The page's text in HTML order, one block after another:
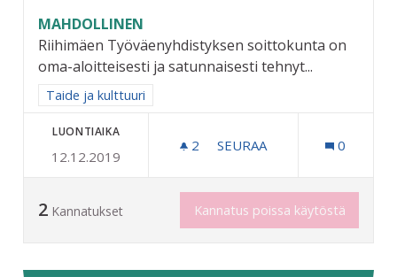
MAHDOLLINEN
Riihimäen Työväenyhdistyksen soittokunta on
oma-aloitteisesti ja satunnaisesti tehnyt...
Rajaa tulokset aihepiirin mukaan: Taide ja kulttuuri
Taide ja kulttuuri
LUONTIAIKA
12.12.2019
2 2 SEURAAJAA
SEURAA 0
2 Kannatukset Kannatus poissa käytöstä